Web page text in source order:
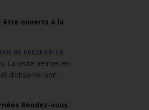
être ouverts à la
de découvrir ce
La visite permet en
d’observer son
Rendez-vous